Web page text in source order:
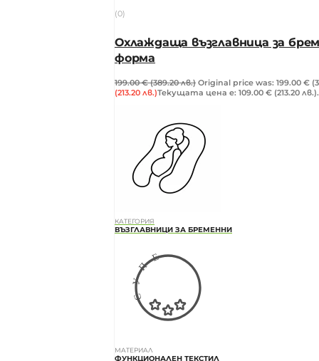
(0)
Охлаждаща възглавница за
форма
199.00€ (389.20 лв.) Original price was: 199.00 €
(213.20 лв.)Текущата цена е: 109.00 € (213.20 лв.).
КАТЕГОРИЯ
ВЪЗГЛАВНИЦИ ЗА БРЕМЕННИ
МАТЕРИАЛ
ФУНКЦИОНАЛЕН ТЕКСТИЛ